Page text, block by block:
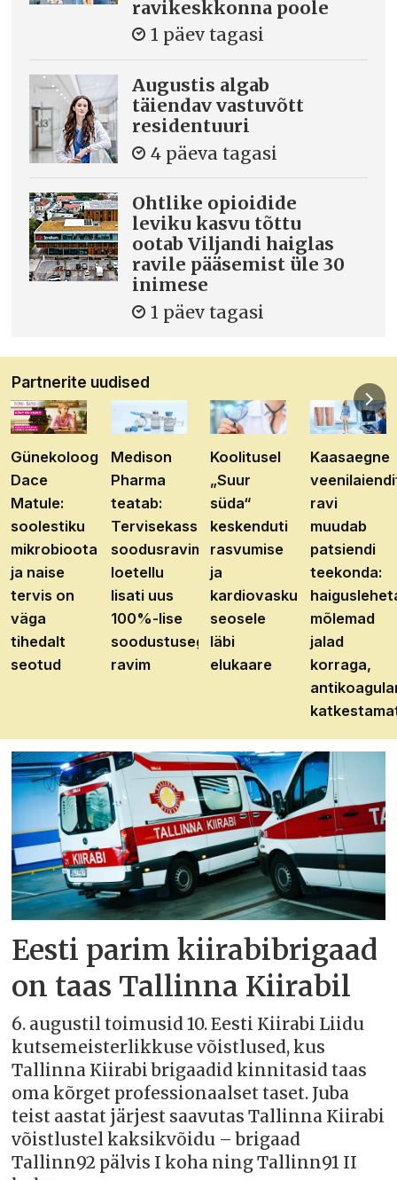
ravikeskkonna poole
1 päev tagasi
Augustis algab
täiendav vastuvõtt
residentuuri
4 päeva tagasi
Ohtlike opioidide
leviku kasvu tõttu
ootab Viljandi haiglas
ravile pääsemist üle 30
inimese
1 päev tagasi
Partnerite uudised
Günekoloog
Dace
Matule:
soolestiku
mikrobioota
ja naise
tervis on
väga
tihedalt
seotud
Medison
Pharma
teatab:
Tervisekassa
soodusravimite
loetellu
lisati uus
100%-lise
soodustusega
ravim
Koolitusel
„Suur
süda“
keskenduti
rasvumise
ja
kardiovaskulaarhaiguste
seosele
läbi
elukaare
Kaasaegne
ravi
muudab
patsiendi
teekonda:
mõlemad
jalad
korraga,
Eesti parim kiirabibrigaad
on taas Tallinna Kiirabil
6. augustil toimusid 10. Eesti Kiirabi Liidu
kutsemeisterlikkuse võistlused, kus
Tallinna Kiirabi brigaadid kinnitasid taas
oma kõrget professionaalset taset. Juba
teist aastat järjest saavutas Tallinna Kiirabi
võistlustel kaksikvõidu – brigaad
Tallinn92 pälvis I koha ning Tallinn91 II